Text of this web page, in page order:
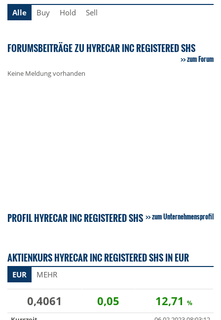
Alle Buy Hold Sell
FORUMSBEITRÄGE ZU HYRECAR INC REGISTERED SHS
zum Forum
Keine Meldung vorhanden
PROFIL HYRECAR INC REGISTERED SHS zum Unternehmensprofil
AKTIENKURS HYRECAR INC REGISTERED SHS IN EUR
EUR MEHR
0,4061 0,05 12,71 %